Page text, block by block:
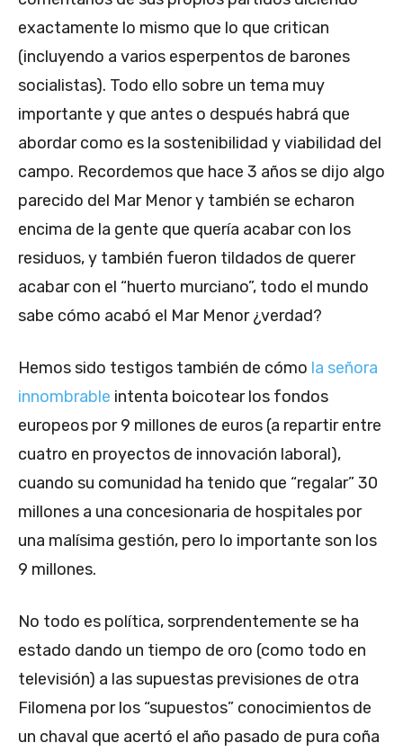
exactamente lo mismo que lo que critican
(incluyendo a varios esperpentos de barones
socialistas). Todo ello sobre un tema muy
importante y que antes o después habrá que
abordar como es la sostenibilidad y viabilidad del
campo. Recordemos que hace 3 años se dijo algo
parecido del Mar Menor y también se echaron
encima de la gente que quería acabar con los
residuos, y también fueron tildados de querer
acabar con el “huerto murciano”, todo el mundo
sabe cómo acabó el Mar Menor ¿verdad?
Hemos sido testigos también de cómo la señora
innombrable intenta boicotear los fondos
europeos por 9 millones de euros (a repartir entre
cuatro en proyectos de innovación laboral),
cuando su comunidad ha tenido que “regalar” 30
millones a una concesionaria de hospitales por
una malísima gestión, pero lo importante son los
9 millones.
No todo es política, sorprendentemente se ha
estado dando un tiempo de oro (como todo en
televisión) a las supuestas previsiones de otra
Filomena por los “supuestos” conocimientos de
un chaval que acertó el año pasado de pura coña